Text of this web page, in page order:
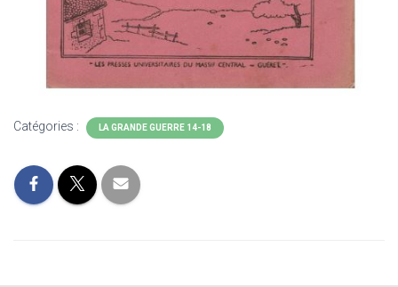
Catégories : LA GRANDE GUERRE 14-18